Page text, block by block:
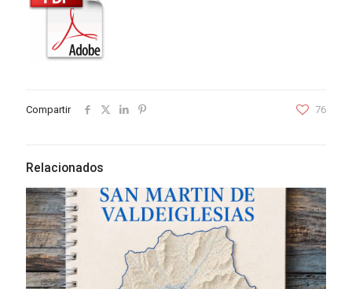
Compartir 76
Relacionados